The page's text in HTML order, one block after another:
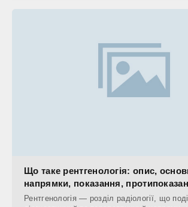
Що таке рентгенологія: опис,
напрямки, показання,
Рентгенологія — розділ радіології, що